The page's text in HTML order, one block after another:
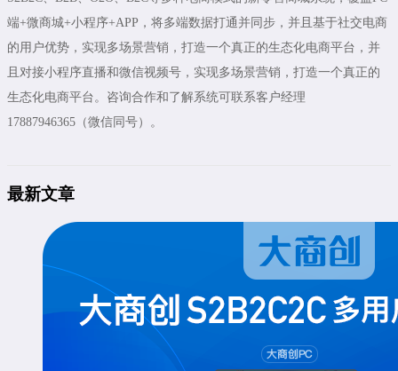
端+微商城+小程序+APP，将多端数据打通并同步，并且基于社交电商
的用户优势，实现多场景营销，打造一个真正的生态化电商平台，并
且对接小程序直播和微信视频号，实现多场景营销，打造一个真正的
生态化电商平台。咨询合作和了解系统可联系客户经理
17887946365（微信同号）。
最新文章